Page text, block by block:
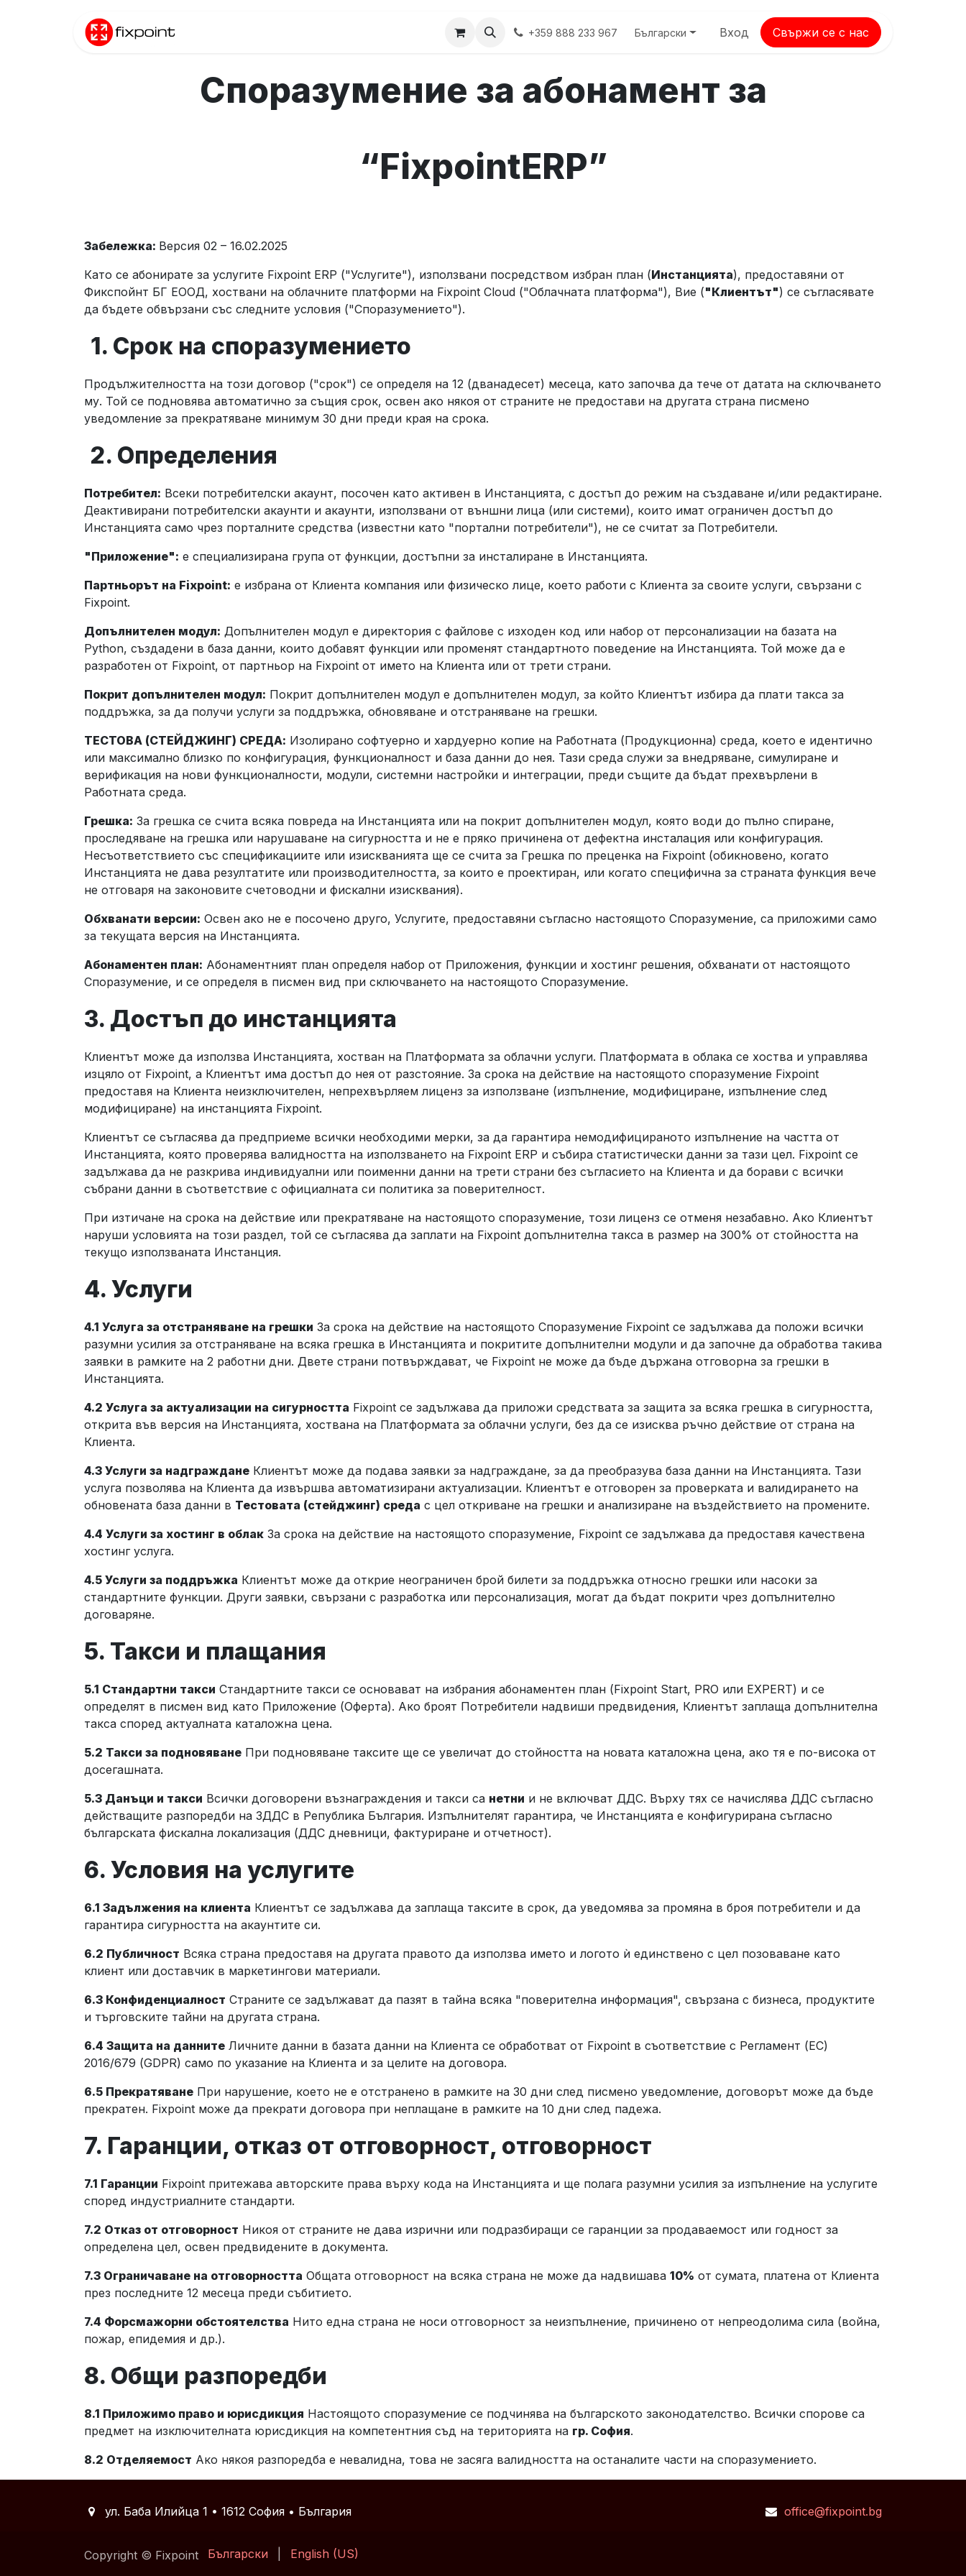
+359 888 233 967 Български Вход Свържи се с нас
Споразумение за абонамент за
“FixpointERP”
Забележка: Версия 02 – 16.02.2025
Като се абонирате за услугите Fixpoint ERP ("Услугите"), използвани посредством избран план (Инстанцията), предоставяни от
Фикспойнт БГ ЕООД, хоствани на облачните платформи на Fixpoint Cloud ("Облачната платформа"), Вие ("Клиентът") се съгласявате
да бъдете обвързани със следните условия ("Споразумението").
1. Срок на споразумението
Продължителността на този договор ("срок") се определя на 12 (дванадесет) месеца, като започва да тече от датата на сключването
му. Той се подновява автоматично за същия срок, освен ако някоя от страните не предостави на другата страна писмено
уведомление за прекратяване минимум 30 дни преди края на срока.
2. Определения
Потребител: Всеки потребителски акаунт, посочен като активен в Инстанцията, с достъп до режим на създаване и/или редактиране.
Деактивирани потребителски акаунти и акаунти, използвани от външни лица (или системи), които имат ограничен достъп до
Инстанцията само чрез порталните средства (известни като "портални потребители"), не се считат за Потребители.
"Приложение": е специализирана група от функции, достъпни за инсталиране в Инстанцията.
Партньорът на Fixpoint: е избрана от Клиента компания или физическо лице, което работи с Клиента за своите услуги, свързани с
Fixpoint.
Допълнителен модул: Допълнителен модул е директория с файлове с изходен код или набор от персонализации на базата на
Python, създадени в база данни, които добавят функции или променят стандартното поведение на Инстанцията. Той може да е
разработен от Fixpoint, от партньор на Fixpoint от името на Клиента или от трети страни.
Покрит допълнителен модул: Покрит допълнителен модул е допълнителен модул, за който Клиентът избира да плати такса за
поддръжка, за да получи услуги за поддръжка, обновяване и отстраняване на грешки.
ТЕСТОВА (СТЕЙДЖИНГ) СРЕДА: Изолирано софтуерно и хардуерно копие на Работната (Продукционна) среда, което е идентично
или максимално близко по конфигурация, функционалност и база данни до нея. Тази среда служи за внедряване, симулиране и
верификация на нови функционалности, модули, системни настройки и интеграции, преди същите да бъдат прехвърлени в
Работната среда.
Грешка: За грешка се счита всяка повреда на Инстанцията или на покрит допълнителен модул, която води до пълно спиране,
проследяване на грешка или нарушаване на сигурността и не е пряко причинена от дефектна инсталация или конфигурация.
Несъответствието със спецификациите или изискванията ще се счита за Грешка по преценка на Fixpoint (обикновено, когато
Инстанцията не дава резултатите или производителността, за които е проектиран, или когато специфична за страната функция вече
не отговаря на законовите счетоводни и фискални изисквания).
Обхванати версии: Освен ако не е посочено друго, Услугите, предоставяни съгласно настоящото Споразумение, са приложими само
за текущата версия на Инстанцията.
Абонаментен план: Абонаментният план определя набор от Приложения, функции и хостинг решения, обхванати от настоящото
Споразумение, и се определя в писмен вид при сключването на настоящото Споразумение.
3. Достъп до инстанцията
Клиентът може да използва Инстанцията, хостван на Платформата за облачни услуги. Платформата в облака се хоства и управлява
изцяло от Fixpoint, а Клиентът има достъп до нея от разстояние. За срока на действие на настоящото споразумение Fixpoint
предоставя на Клиента неизключителен, непрехвърляем лиценз за използване (изпълнение, модифициране, изпълнение след
модифициране) на инстанцията Fixpoint.
Клиентът се съгласява да предприеме всички необходими мерки, за да гарантира немодифицираното изпълнение на частта от
Инстанцията, която проверява валидността на използването на Fixpoint ERP и събира статистически данни за тази цел. Fixpoint се
задължава да не разкрива индивидуални или поименни данни на трети страни без съгласието на Клиента и да борави с всички
събрани данни в съответствие с официалната си политика за поверителност.
При изтичане на срока на действие или прекратяване на настоящото споразумение, този лиценз се отменя незабавно. Ако Клиентът
наруши условията на този раздел, той се съгласява да заплати на Fixpoint допълнителна такса в размер на 300% от стойността на
текущо използваната Инстанция.
4. Услуги
4.1 Услуга за отстраняване на грешки За срока на действие на настоящото Споразумение Fixpoint се задължава да положи всички
разумни усилия за отстраняване на всяка грешка в Инстанцията и покритите допълнителни модули и да започне да обработва такива
заявки в рамките на 2 работни дни. Двете страни потвърждават, че Fixpoint не може да бъде държана отговорна за грешки в
Инстанцията.
4.2 Услуга за актуализации на сигурността Fixpoint се задължава да приложи средствата за защита за всяка грешка в сигурността,
открита във версия на Инстанцията, хоствана на Платформата за облачни услуги, без да се изисква ръчно действие от страна на
Клиента.
4.3 Услуги за надграждане Клиентът може да подава заявки за надграждане, за да преобразува база данни на Инстанцията. Тази
услуга позволява на Клиента да извършва автоматизирани актуализации. Клиентът е отговорен за проверката и валидирането на
обновената база данни в Тестовата (стейджинг) среда с цел откриване на грешки и анализиране на въздействието на промените.
4.4 Услуги за хостинг в облак За срока на действие на настоящото споразумение, Fixpoint се задължава да предоставя качествена
хостинг услуга.
4.5 Услуги за поддръжка Клиентът може да открие неограничен брой билети за поддръжка относно грешки или насоки за
стандартните функции. Други заявки, свързани с разработка или персонализация, могат да бъдат покрити чрез допълнително
договаряне.
5. Такси и плащания
5.1 Стандартни такси Стандартните такси се основават на избрания абонаментен план (Fixpoint Start, PRO или EXPERT) и се
определят в писмен вид като Приложение (Оферта). Ако броят Потребители надвиши предвидения, Клиентът заплаща допълнителна
такса според актуалната каталожна цена.
5.2 Такси за подновяване При подновяване таксите ще се увеличат до стойността на новата каталожна цена, ако тя е по-висока от
досегашната.
5.3 Данъци и такси Всички договорени възнаграждения и такси са нетни и не включват ДДС. Върху тях се начислява ДДС съгласно
действащите разпоредби на ЗДДС в Република България. Изпълнителят гарантира, че Инстанцията е конфигурирана съгласно
българската фискална локализация (ДДС дневници, фактуриране и отчетност).
6. Условия на услугите
6.1 Задължения на клиента Клиентът се задължава да заплаща таксите в срок, да уведомява за промяна в броя потребители и да
гарантира сигурността на акаунтите си.
6.2 Публичност Всяка страна предоставя на другата правото да използва името и логото ѝ единствено с цел позоваване като
клиент или доставчик в маркетингови материали.
6.3 Конфиденциалност Страните се задължават да пазят в тайна всяка "поверителна информация", свързана с бизнеса, продуктите
и търговските тайни на другата страна.
6.4 Защита на данните Личните данни в базата данни на Клиента се обработват от Fixpoint в съответствие с Регламент (ЕС)
2016/679 (GDPR) само по указание на Клиента и за целите на договора.
6.5 Прекратяване При нарушение, което не е отстранено в рамките на 30 дни след писмено уведомление, договорът може да бъде
прекратен. Fixpoint може да прекрати договора при неплащане в рамките на 10 дни след падежа.
7. Гаранции, отказ от отговорност, отговорност
7.1 Гаранции Fixpoint притежава авторските права върху кода на Инстанцията и ще полага разумни усилия за изпълнение на услугите
според индустриалните стандарти.
7.2 Отказ от отговорност Никоя от страните не дава изрични или подразбиращи се гаранции за продаваемост или годност за
определена цел, освен предвидените в документа.
7.3 Ограничаване на отговорността Общата отговорност на всяка страна не може да надвишава 10% от сумата, платена от Клиента
през последните 12 месеца преди събитието.
7.4 Форсмажорни обстоятелства Нито една страна не носи отговорност за неизпълнение, причинено от непреодолима сила (война,
пожар, епидемия и др.).
8. Общи разпоредби
8.1 Приложимо право и юрисдикция Настоящото споразумение се подчинява на българското законодателство. Всички спорове са
предмет на изключителната юрисдикция на компетентния съд на територията на гр. София.
8.2 Отделяемост Ако някоя разпоредба е невалидна, това не засяга валидността на останалите части на споразумението.
ул. Баба Илийца 1 • 1612 София • България office@fixpoint.bg
Copyright © Fixpoint Български English (US)